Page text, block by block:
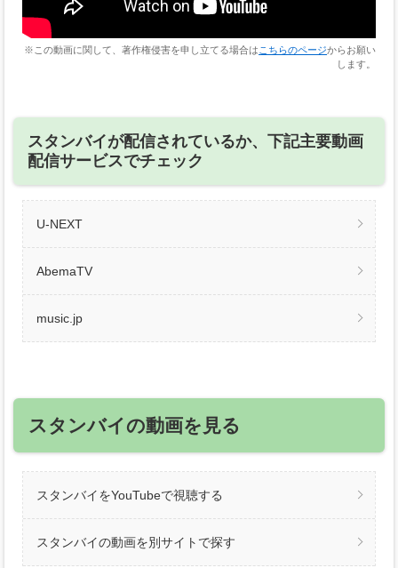
※この動画に関して、著作権侵害を申し立てる場合は こちらのページからお願い
します。
スタンバイが配信されているか、下記主要動画
配信サービスでチェック
U-NEXT
AbemaTV
music.jp
スタンバイの動画を見る
スタンバイをYouTubeで視聴する
スタンバイの動画を別サイトで探す